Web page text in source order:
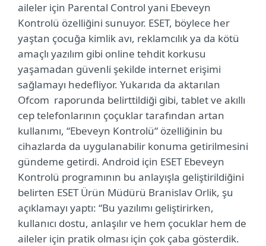
aileler için Parental Control yani Ebeveyn
Kontrolü özelliğini sunuyor. ESET, böylece her
yaştan çocuğa kimlik avı, reklamcılık ya da kötü
amaçlı yazılım gibi online tehdit korkusu
yaşamadan güvenli şekilde internet erişimi
sağlamayı hedefliyor. Yukarıda da aktarılan
Ofcom raporunda belirttildiği gibi, tablet ve akıllı
cep telefonlarının çoçuklar tarafından artan
kullanımı, “Ebeveyn Kontrolü“ özelliğinin bu
cihazlarda da uygulanabilir konuma getirilmesini
gündeme getirdi. Android için ESET Ebeveyn
Kontrolü programının bu anlayışla geliştirildiğini
belirten ESET Ürün Müdürü Branislav Orlik, şu
açıklamayı yaptı: “Bu yazılımı geliştirirken,
kullanıcı dostu, anlaşılır ve hem çocuklar hem de
aileler için pratik olması için çok çaba gösterdik.